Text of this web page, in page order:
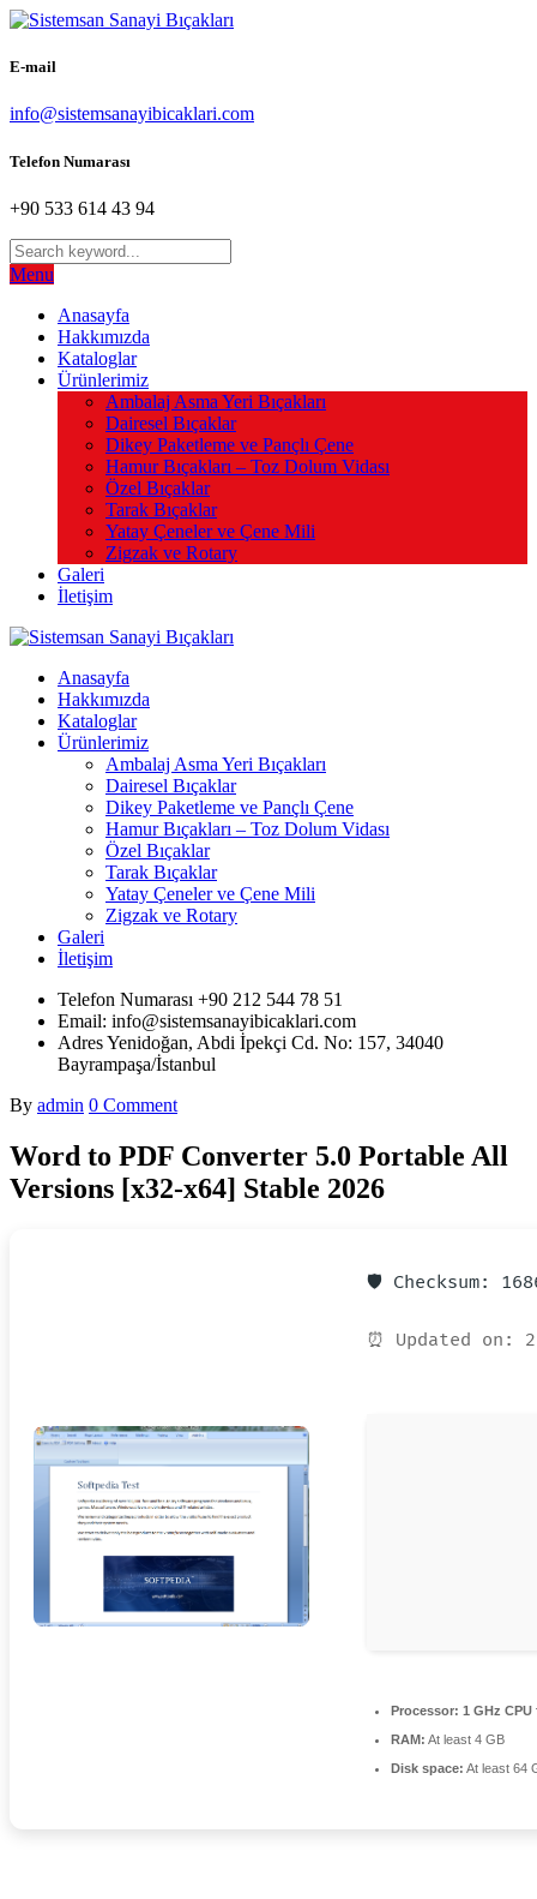
E-mail
info@sistemsanayibicaklari.com
Telefon Numarası
+90 533 614 43 94
Menu
Anasayfa
Hakkımızda
Kataloglar
Ürünlerimiz
Ambalaj Asma Yeri Bıçakları
Dairesel Bıçaklar
Dikey Paketleme ve Pançlı Çene
Hamur Bıçakları – Toz Dolum Vidası
Özel Bıçaklar
Tarak Bıçaklar
Yatay Çeneler ve Çene Mili
Zigzak ve Rotary
Galeri
İletişim
Anasayfa
Hakkımızda
Kataloglar
Ürünlerimiz
Ambalaj Asma Yeri Bıçakları
Dairesel Bıçaklar
Dikey Paketleme ve Pançlı Çene
Hamur Bıçakları – Toz Dolum Vidası
Özel Bıçaklar
Tarak Bıçaklar
Yatay Çeneler ve Çene Mili
Zigzak ve Rotary
Galeri
İletişim
Telefon Numarası +90 212 544 78 51
Email: info@sistemsanayibicaklari.com
Adres Yenidoğan, Abdi İpekçi Cd. No: 157, 34040
Bayrampaşa/İstanbul
By admin 0 Comment
Word to PDF Converter 5.0 Portable All
Versions [x32-x64] Stable 2026
🛡️ Checksum:
⏰ Updated on:
Processor: 1 GHz
RAM: At least 4 GB
Disk space: At least 64